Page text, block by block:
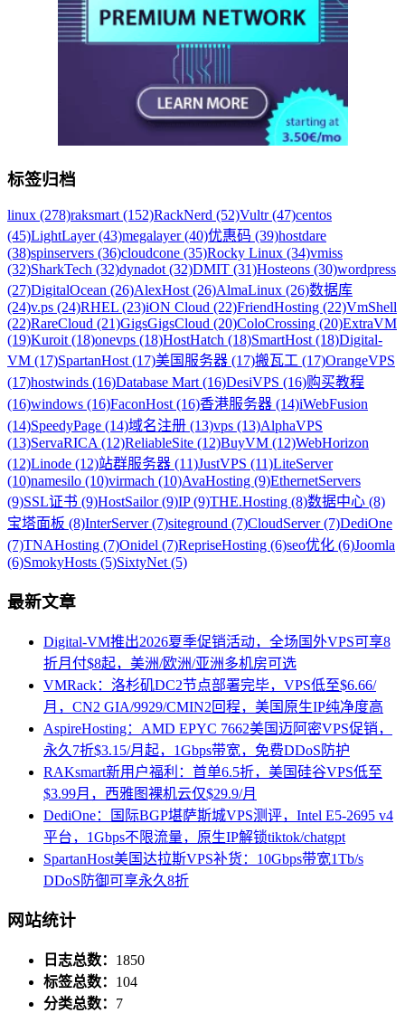
标签归档
linux (278)raksmart (152)RackNerd (52)Vultr (47)centos
(45)LightLayer (43)megalayer (40)优惠码 (39)hostdare
(38)spinservers (36)cloudcone (35)Rocky Linux (34)vmiss
(32)SharkTech (32)dynadot (32)DMIT (31)Hosteons (30)wordpress
(27)DigitalOcean (26)AlexHost (26)AlmaLinux (26)数据库
(24)v.ps (24)RHEL (23)iON Cloud (22)FriendHosting (22)VmShell
(22)RareCloud (21)GigsGigsCloud (20)ColoCrossing (20)ExtraVM
(19)Kuroit (18)onevps (18)HostHatch (18)SmartHost (18)Digital-
VM (17)SpartanHost (17)美国服务器 (17)搬瓦工 (17)OrangeVPS
(17)hostwinds (16)Database Mart (16)DesiVPS (16)购买教程
(16)windows (16)FaconHost (16)香港服务器 (14)iWebFusion
(14)SpeedyPage (14)域名注册 (13)vps (13)AlphaVPS
(13)ServaRICA (12)ReliableSite (12)BuyVM (12)WebHorizon
(12)Linode (12)站群服务器 (11)JustVPS (11)LiteServer
(10)namesilo (10)virmach (10)AvaHosting (9)EthernetServers
(9)SSL证书 (9)HostSailor (9)IP (9)THE.Hosting (8)数据中心 (8)
宝塔面板 (8)InterServer (7)siteground (7)CloudServer (7)DediOne
(7)TNAHosting (7)Onidel (7)RepriseHosting (6)seo优化 (6)Joomla
(6)SmokyHosts (5)SixtyNet (5)
最新文章
Digital-VM推出2026夏季促销活动，全场国外VPS可享8
折月付$8起，美洲/欧洲/亚洲多机房可选
VMRack：洛杉矶DC2节点部署完毕，VPS低至$6.66/
月，CN2 GIA/9929/CMIN2回程，美国原生IP纯净度高
AspireHosting：AMD EPYC 7662美国迈阿密VPS促销，
永久7折$3.15/月起，1Gbps带宽，免费DDoS防护
RAKsmart新用户福利：首单6.5折，美国硅谷VPS低至
$3.99月，西雅图裸机云仅$29.9/月
DediOne：国际BGP堪萨斯城VPS测评，Intel E5-2695 v4
平台，1Gbps不限流量，原生IP解锁tiktok/chatgpt
SpartanHost美国达拉斯VPS补货：10Gbps带宽1Tb/s
DDoS防御可享永久8折
网站统计
日志总数： 1850
标签总数： 104
分类总数： 7